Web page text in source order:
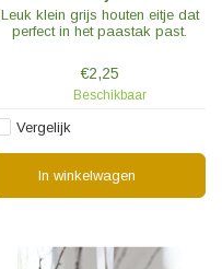
Leuk klein grijs houten eitje dat
perfect in het paastak past.
€2,25
Beschikbaar
Vergelijk
In winkelwagen